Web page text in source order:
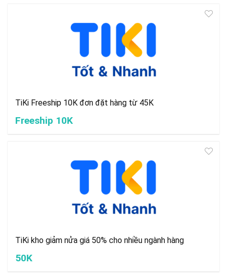
TiKi Freeship 10K đơn đặt hàng từ 45K
Freeship 10K
TiKi kho giảm nửa giá 50% cho nhiều ngành hàng
50K